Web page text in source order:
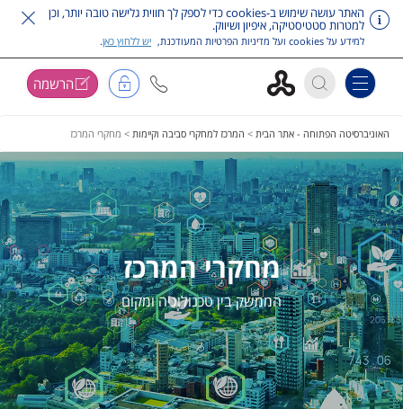
האתר עושה שימוש ב-cookies כדי לספק לך חווית גלישה טובה יותר, וכן
למטרות סטטיסטיקה, איפיון ושיווק.
למידע על cookies ועל מדיניות הפרטיות המעודכנת, יש ללחוץ כאן.
Toggle navigation הרשמה
האוניברסיטה הפתוחה - אתר הבית > המרכז למחקרי סביבה וקיימות > מחקרי המרכז
מחקרי המרכז
הממשק בין טכנולוגיה ומקום